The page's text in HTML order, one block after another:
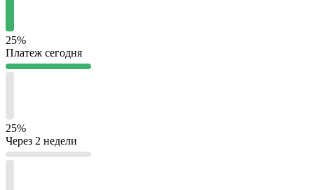
25%
Платеж сегодня
25%
Через 2 недели